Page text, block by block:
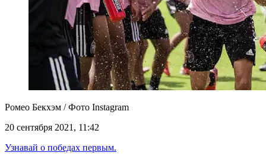
Ромео Бекхэм / Фото Instagram
20 сентября 2021, 11:42
Узнавай о победах первым.